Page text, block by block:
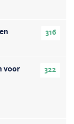
316
322
voor